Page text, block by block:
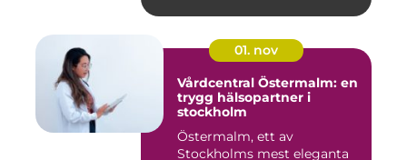
01. nov
Vårdcentral Östermalm: en
trygg hälsopartner i
stockholm
Östermalm, ett av
Stockholms mest eleganta